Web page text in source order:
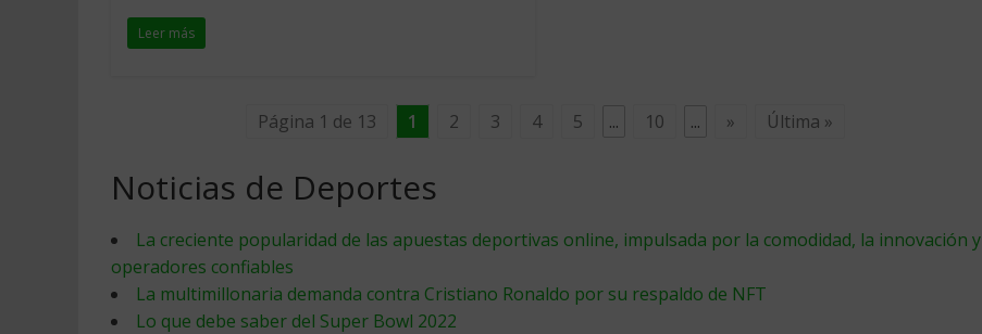
Leer más
Página 1 de 13 1 2 3 4 5 ... 10 ... » Última »
Noticias de Deportes
La creciente popularidad de las apuestas deportivas online, impulsada por la comodidad, la innovación y
operadores confiables
La multimillonaria demanda contra Cristiano Ronaldo por su respaldo de NFT
Lo que debe saber del Super Bowl 2022